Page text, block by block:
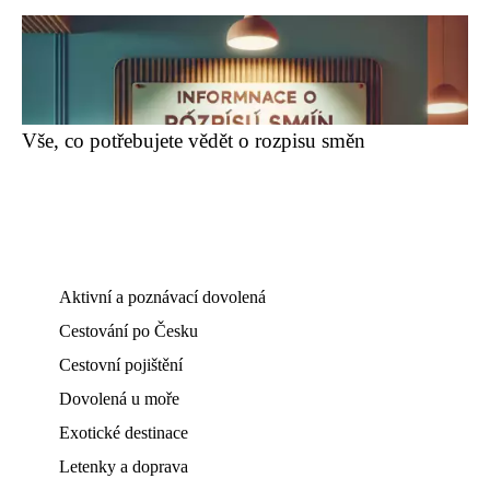
Vše, co potřebujete vědět o rozpisu směn
Aktivní a poznávací dovolená
Cestování po Česku
Cestovní pojištění
Dovolená u moře
Exotické destinace
Letenky a doprava